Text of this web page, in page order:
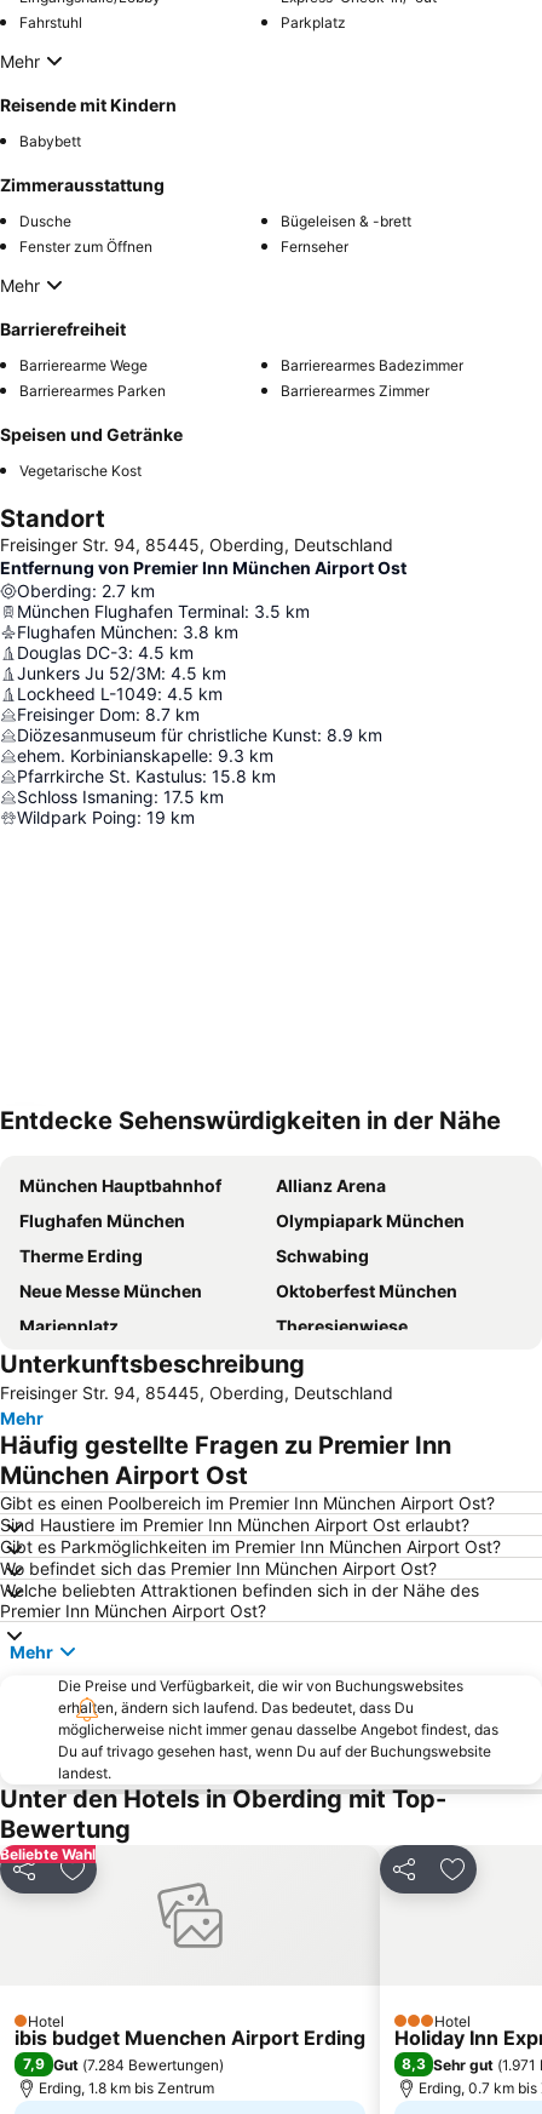
Fahrstuhl
Parkplatz
Mehr
Reisende mit Kindern
Babybett
Zimmerausstattung
Dusche
Bügeleisen & -brett
Fenster zum Öffnen
Fernseher
Mehr
Barrierefreiheit
Barrierearme Wege
Barrierearmes Badezimmer
Barrierearmes Parken
Barrierearmes Zimmer
Speisen und Getränke
Vegetarische Kost
Standort
Freisinger Str. 94, 85445, Oberding, Deutschland
Entfernung von Premier Inn München Airport Ost
Oberding: 2.7 km
München Flughafen Terminal: 3.5 km
Flughafen München: 3.8 km
Douglas DC-3: 4.5 km
Junkers Ju 52/3M: 4.5 km
Lockheed L-1049: 4.5 km
Freisinger Dom: 8.7 km
Diözesanmuseum für christliche Kunst: 8.9 km
ehem. Korbinianskapelle: 9.3 km
Pfarrkirche St. Kastulus: 15.8 km
Schloss Ismaning: 17.5 km
Wildpark Poing: 19 km
Entdecke Sehenswürdigkeiten in der Nähe
München Hauptbahnhof
Allianz Arena
Flughafen München
Olympiapark München
Therme Erding
Schwabing
Neue Messe München
Oktoberfest München
Marienplatz
Theresienwiese
Olympiahalle München
Klinikum Großhadern Metro Station
Bahnhof München Ost
Bogenhausen
Pasing-Obermenzing
Viktualienmarkt
Sendling-Westpark
Altstadt-Lehel
BMW Park
Sendlinger Tor
Tierpark Hellabrunn
Trudering-Riem
Aubing-Lochhausen-Langwied
Au-Haidhausen
Englischer Garten
Neuhausen-Nymphenburg
Deutsches Theater München
Laim
BMW Welt
Karlsplatz - Stachus
Bavaria Filmstadt
Deutsches Museum
Moosach
Berg am Laim
Garching-Hochbrück Metro Station
Solln
Allach-Untermenzing
Arabellapark Metro Station
Münchener Hofbräuhaus
Gärtnerplatz
Unterkunftsbeschreibung
Freisinger Str. 94, 85445, Oberding, Deutschland
Mehr
Häufig gestellte Fragen zu Premier Inn
München Airport Ost
Gibt es einen Poolbereich im Premier Inn München Airport Ost?
Sind Haustiere im Premier Inn München Airport Ost erlaubt?
Gibt es Parkmöglichkeiten im Premier Inn München Airport Ost?
Wo befindet sich das Premier Inn München Airport Ost?
Welche beliebten Attraktionen befinden sich in der Nähe des
Premier Inn München Airport Ost?
Mehr
Die Preise und Verfügbarkeit, die wir von Buchungswebsites
erhalten, ändern sich laufend. Das bedeutet, dass Du
möglicherweise nicht immer genau dasselbe Angebot findest, das
Du auf trivago gesehen hast, wenn Du auf der Buchungswebsite
landest.
Unter den Hotels in Oberding mit Top-
Bewertung
Beliebte Wahl
Teilen Zu Favoriten hinzufügen
1 Sterne
Hotel
ibis budget Muenchen Airport Erding
7,9 Gut (7.284 Bewertungen)
Erding, 1.8 km bis Zentrum
Teilen Zu
3 Sterne
Hotel
Holiday Inn
8,3 Sehr gut (
Erding, 0.7 km